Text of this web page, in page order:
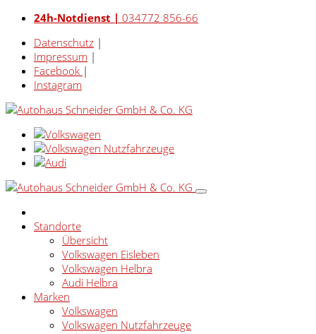
24h-Notdienst | 034772 856-66
Datenschutz |
Impressum |
Facebook |
Instagram
Standorte
Übersicht
Volkswagen Eisleben
Volkswagen Helbra
Audi Helbra
Marken
Volkswagen
Volkswagen Nutzfahrzeuge